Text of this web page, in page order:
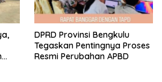
DPRD Provinsi Bengkulu
Tegaskan Pentingnya Proses
Resmi Perubahan APBD